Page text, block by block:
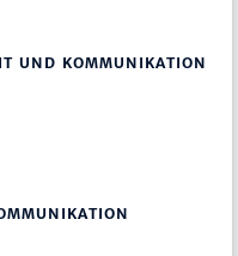
UND KOMMUNIKATION